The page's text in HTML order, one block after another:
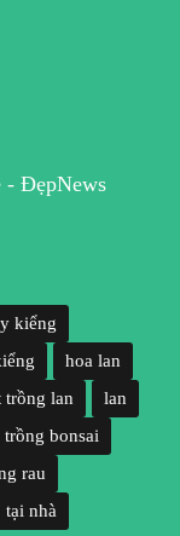
- ĐẹpNews
kiểng
hoa lan
trồng lan
lan
trồng bonsai
rau
tại nhà